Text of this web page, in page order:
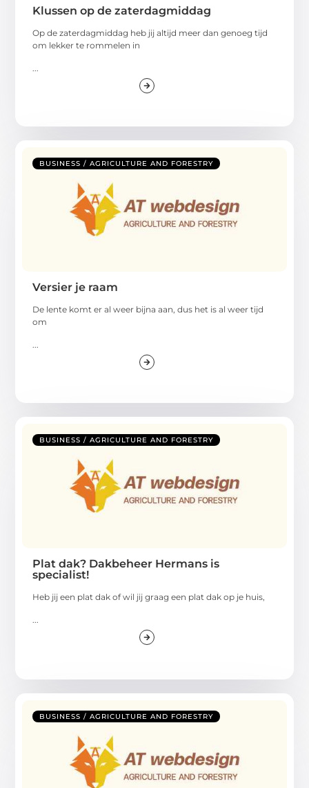
Klussen op de zaterdagmiddag
Op de zaterdagmiddag heb jij altijd meer dan genoeg tijd
om lekker te rommelen in
BUSINESS / AGRICULTURE AND FORESTRY
Versier je raam
De lente komt er al weer bijna aan, dus het is al weer tijd
om
BUSINESS / AGRICULTURE AND FORESTRY
Plat dak? Dakbeheer Hermans is
specialist!
Heb jij een plat dak of wil jij graag een plat dak op je huis,
BUSINESS / AGRICULTURE AND FORESTRY